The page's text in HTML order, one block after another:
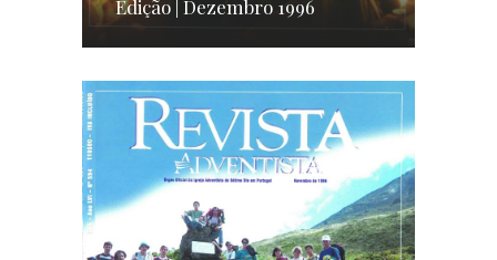
Edição | Dezembro 1996